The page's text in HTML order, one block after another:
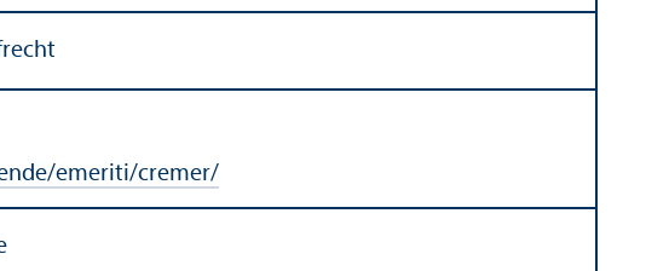
emeriti/cremer/